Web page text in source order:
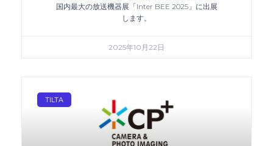
国内最大の放送機器展「Inter BEE 2025」に出展
します。
2025年10月22日
TILTA